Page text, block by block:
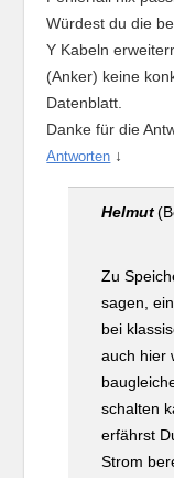
Würdest du die
Y Kabeln
(Anker) keine
Datenblatt.
Danke für die
Antworten ↓
Helmut
Zu
sagen,
bei
auch hier
schalten
erfährst
Strom